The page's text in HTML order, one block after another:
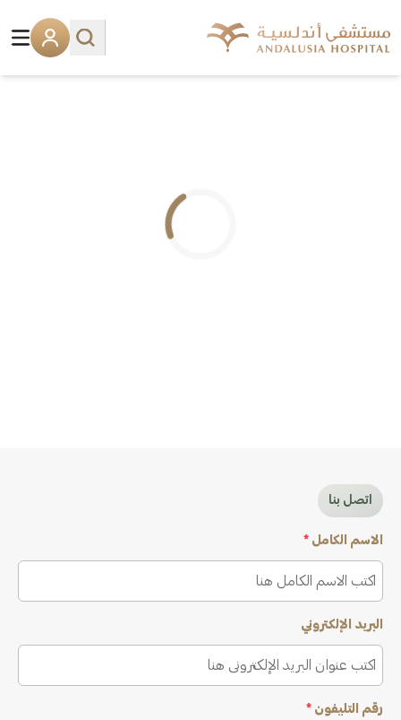
اتصل بنا
الاسم الكامل *
البريد الإلكتروني
رقم التليفون *